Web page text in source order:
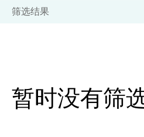
筛选结果
暂时没有筛